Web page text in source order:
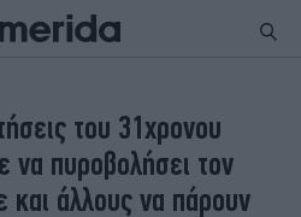
ΕΛΛΑΔΑ
ΚΟΣΜΟΣ
ΠΑΝΕΛΛΗΝΙΕΣ
του 31χρονου
να πυροβολήσει τον
και άλλους να πάρουν